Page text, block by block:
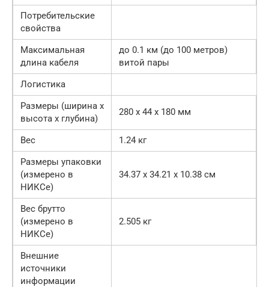
Потребительские
свойства
Максимальная
длина кабеля
до 0.1 км (до 100 метров)
витой пары
Логистика
Размеры (ширина x
высота x глубина)
280 x 44 x 180 мм
Вес
1.24 кг
Размеры упаковки
(измерено в
НИКСе)
34.37 x 34.21 x 10.38 см
Вес брутто
(измерено в
НИКСе)
2.505 кг
Внешние
источники
информации